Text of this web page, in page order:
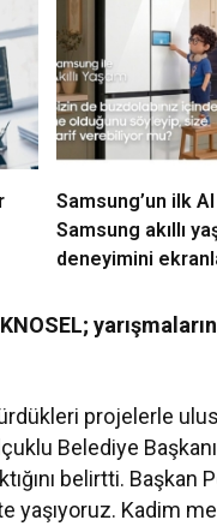
Samsung’un ilk
Samsung akıllı
deneyimini
projelerle
Belediye
belirtti. Başkan
yaşıyoruz. Kadim